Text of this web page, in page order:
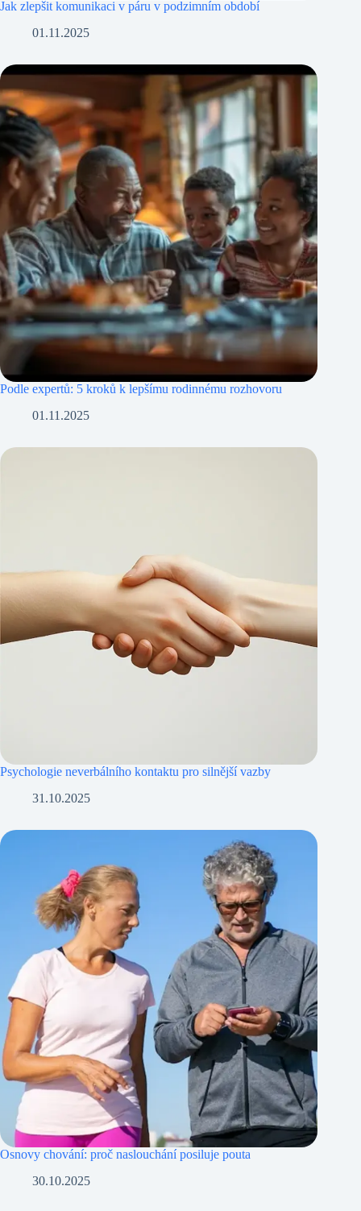
Jak zlepšit komunikaci v páru v podzimním období
01.11.2025
Podle expertů: 5 kroků k lepšímu rodinnému rozhovoru
01.11.2025
Psychologie neverbálního kontaktu pro silnější vazby
31.10.2025
Osnovy chování: proč naslouchání posiluje pouta
30.10.2025